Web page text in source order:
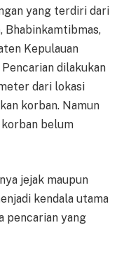
yang terdiri dari
Bhabinkamtibmas,
Kepulauan
dilakukan
dari lokasi
korban. Namun
belum
jejak maupun
kendala utama
pencarian yang